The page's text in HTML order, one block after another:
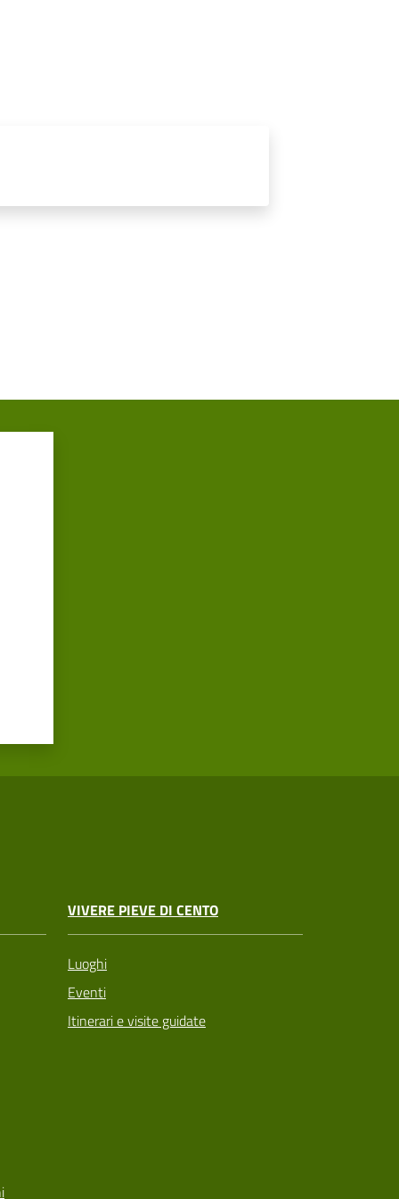
VIVERE PIEVE DI CENTO
Luoghi
Eventi
Itinerari e visite guidate